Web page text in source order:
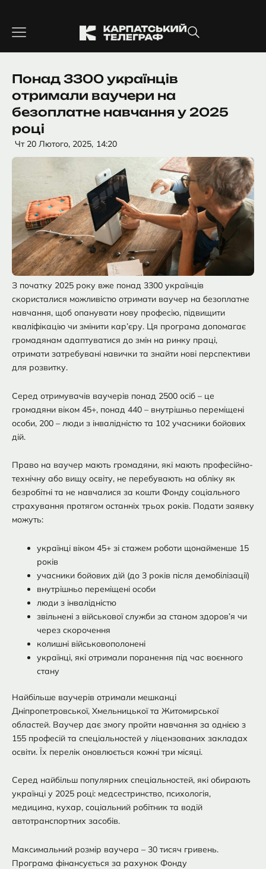
вмісту
Понад 3300 українців
отримали ваучери на
безоплатне навчання у 2025
році
Чт 20 Лютого, 2025, 14:20
З початку 2025 року вже понад 3300 українців
скористалися можливістю отримати ваучер на безоплатне
навчання, щоб опанувати нову професію, підвищити
кваліфікацію чи змінити кар’єру. Ця програма допомагає
громадянам адаптуватися до змін на ринку праці,
отримати затребувані навички та знайти нові перспективи
для розвитку.
Серед отримувачів ваучерів понад 2500 осіб – це
громадяни віком 45+, понад 440 – внутрішньо переміщені
особи, 200 – люди з інвалідністю та 102 учасники бойових
дій.
Право на ваучер мають громадяни, які мають професійно-
технічну або вищу освіту, не перебувають на обліку як
безробітні та не навчалися за кошти Фонду соціального
страхування протягом останніх трьох років. Подати заявку
можуть:
українці віком 45+ зі стажем роботи щонайменше 15
років
учасники бойових дій (до 3 років після демобілізації)
внутрішньо переміщені особи
люди з інвалідністю
звільнені з військової служби за станом здоров’я чи
через скорочення
колишні військовополонені
українці, які отримали поранення під час воєнного
стану
Найбільше ваучерів отримали мешканці
Дніпропетровської, Хмельницької та Житомирської
областей. Ваучер дає змогу пройти навчання за однією з
155 професій та спеціальностей у ліцензованих закладах
освіти. Їх перелік оновлюється кожні три місяці.
Серед найбільш популярних спеціальностей, які обирають
українці у 2025 році: медсестринство, психологія,
медицина, кухар, соціальний робітник та водій
автотранспортних засобів.
Максимальний розмір ваучера – 30 тисяч гривень.
Програма фінансується за рахунок Фонду